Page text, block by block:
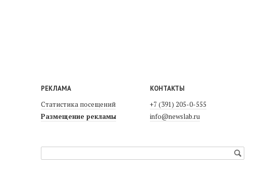
РЕКЛАМА
Статистика посещений
Размещение рекламы
КОНТАКТЫ
+7 (391) 205-0-555
info@newslab.ru